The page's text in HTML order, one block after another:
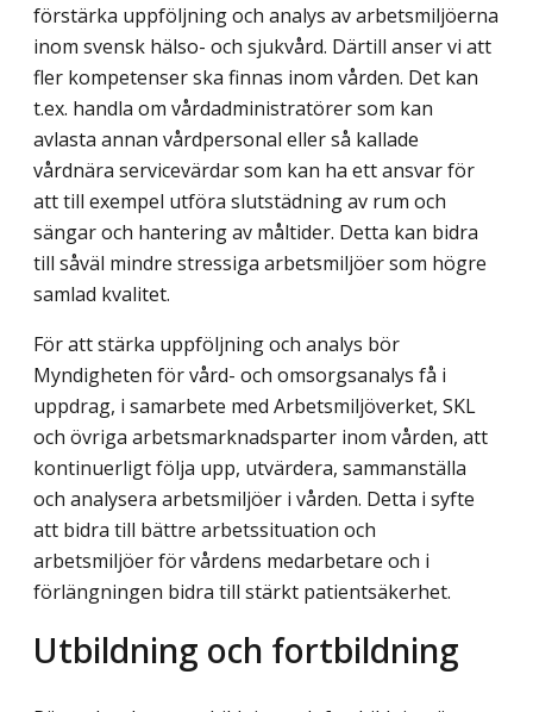
förstärka uppföljning och analys av arbetsmiljöerna
inom svensk hälso- och sjukvård. Därtill anser vi att
fler kompetenser ska finnas inom vården. Det kan
t.ex. handla om vårdadministratörer som kan
avlasta annan vårdpersonal eller så kallade
vårdnära servicevärdar som kan ha ett ansvar för
att till exempel utföra slutstädning av rum och
sängar och hantering av måltider. Detta kan bidra
till såväl mindre stressiga arbetsmiljöer som högre
samlad kvalitet.
För att stärka uppföljning och analys bör
Myndigheten för vård- och omsorgsanalys få i
uppdrag, i samarbete med Arbetsmiljöverket, SKL
och övriga arbetsmarknadsparter inom vården, att
kontinuerligt följa upp, utvärdera, sammanställa
och analysera arbetsmiljöer i vården. Detta i syfte
att bidra till bättre arbetssituation och
arbetsmiljöer för vårdens medarbetare och i
förlängningen bidra till stärkt patientsäkerhet.
Utbildning och fortbildning